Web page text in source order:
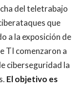
del teletrabajo
que
a la exposición de
TI comenzaron a
ciberseguridad la
El objetivo es